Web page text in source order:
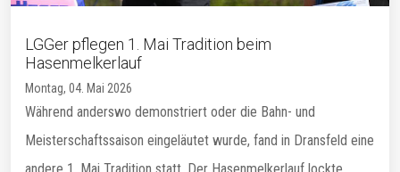
LGGer pflegen 1. Mai Tradition beim
Hasenmelkerlauf
Montag, 04. Mai 2026
Während anderswo demonstriert oder die Bahn- und
Meisterschaftssaison eingeläutet wurde, fand in Dransfeld eine